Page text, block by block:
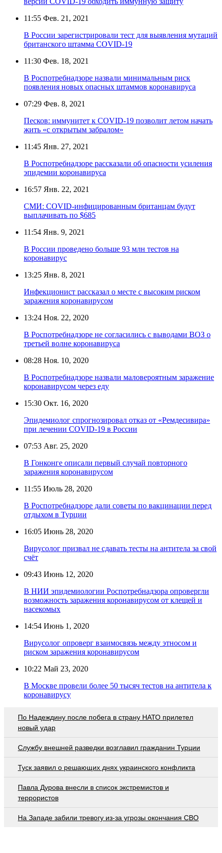
11:55 Фев. 21, 2021
В России зарегистрировали тест для выявления мутаций
британского штамма COVID-19
11:30 Фев. 18, 2021
В Роспотребнадзоре назвали минимальным риск
появления новых опасных штаммов коронавируса
07:29 Фев. 8, 2021
Песков: иммунитет к COVID-19 позволит летом начать
жить «с открытым забралом»
11:45 Янв. 27, 2021
В Роспотребнадзоре рассказали об опасности усиления
эпидемии коронавируса
16:57 Янв. 22, 2021
СМИ: COVID-инфицированным британцам будут
выплачивать по $685
11:54 Янв. 9, 2021
В России проведено больше 93 млн тестов на
коронавирус
13:25 Янв. 8, 2021
Инфекционист рассказал о месте с высоким риском
заражения коронавирусом
13:24 Ноя. 22, 2020
В Роспотребнадзоре не согласились с выводами ВОЗ о
третьей волне коронавируса
08:28 Ноя. 10, 2020
В Роспотребнадзоре назвали маловероятным заражение
коронавирусом через еду
15:30 Окт. 16, 2020
Эпидемиолог спрогнозировал отказ от «Ремдесивира»
при лечении COVID-19 в России
07:53 Авг. 25, 2020
В Гонконге описали первый случай повторного
заражения коронавирусом
11:55 Июль 28, 2020
В Роспотребнадзоре дали советы по вакцинации перед
отдыхом в Турции
16:05 Июнь 28, 2020
Вирусолог призвал не сдавать тесты на антитела за свой
счёт
09:43 Июнь 12, 2020
В НИИ эпидемиологии Роспотребнадзора опровергли
возможность заражения коронавирусом от клещей и
насекомых
14:54 Июнь 1, 2020
Вирусолог опроверг взаимосвязь между этносом и
риском заражения коронавирусом
10:22 Май 23, 2020
В Москве провели более 50 тысяч тестов на антитела к
коронавирусу
По Надеждину после побега в страну НАТО прилетел
новый удар
Службу внешней разведки возглавил гражданин Турции
Туск заявил о решающих днях украинского конфликта
Павла Дурова внесли в список экстремистов и
террористов
На Западе забили тревогу из-за угрозы окончания СВО